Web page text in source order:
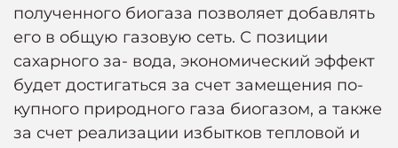
полученного биогаза позволяет добавлять
его в общую газовую сеть. С позиции
сахарного за- вода, экономический эффект
будет достигаться за счет замещения по-
купного природного газа биогазом, а также
за счет реализации избытков тепловой и